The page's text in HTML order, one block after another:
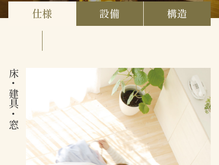
仕様 設備 構造
床
・
建具
・
窓